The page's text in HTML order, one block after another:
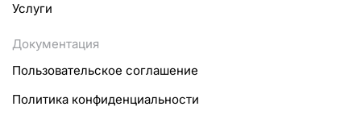
Услуги
Документация
Пользовательское соглашение
Политика конфиденциальности